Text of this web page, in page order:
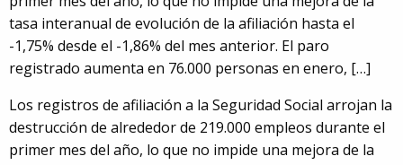
tasa interanual de evolución de la afiliación hasta el
-1,75% desde el -1,86% del mes anterior. El paro
registrado aumenta en 76.000 personas en enero, […]
Los registros de afiliación a la Seguridad Social arrojan la
destrucción de alrededor de 219.000 empleos durante el
primer mes del año, lo que no impide una mejora de la